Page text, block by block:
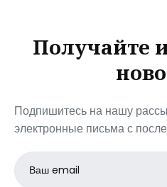
Получайте
Подпишитесь на нашу
электронные письма с
Email
address